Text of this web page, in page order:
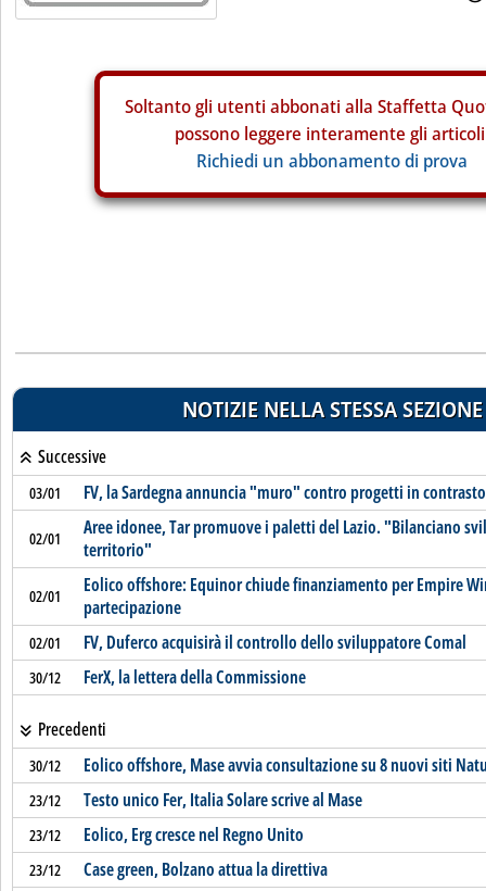
Soltanto gli utenti abbonati alla Staffetta
possono leggere interamente gli
Richiedi un abbonamento di prova
NOTIZIE NELLA STESSA SEZIONE
Successive
03/01 FV, la Sardegna annuncia "muro" contro progetti in
02/01
Aree idonee, Tar promuove i paletti del Lazio. "Bilanciano
territorio"
02/01
Eolico offshore: Equinor chiude finanziamento per Empire
partecipazione
02/01 FV, Duferco acquisirà il controllo dello sviluppatore Comal
30/12 FerX, la lettera della Commissione
Precedenti
30/12 Eolico offshore, Mase avvia consultazione su 8 nuovi siti
23/12 Testo unico Fer, Italia Solare scrive al Mase
23/12 Eolico, Erg cresce nel Regno Unito
23/12 Case green, Bolzano attua la direttiva